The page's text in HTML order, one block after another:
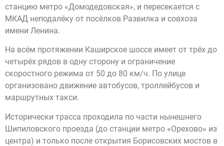
станцию метро «Домодедовская», и пересекается с
МКАД неподалёку от посёлков Развилка и совхоза
имени Ленина.
На всём протяжении Каширское шоссе имеет от трёх до
четырёх рядов в одну сторону и ограничение
скоростного режима от 50 до 80 км/ч. По улице
организовано движение автобусов, троллейбусов и
маршрутных такси.
Исторически трасса проходила по части нынешнего
Шипиловского проезда (до станции метро «Орехово» из
центра) и только после открытия Борисовских мостов в